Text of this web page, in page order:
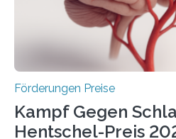
Berlin überbrachte das
Wirtschaft und Energie eine
Überplanmäßige
Förderungen Preise
Kampf Gegen
Hentschel-Preis